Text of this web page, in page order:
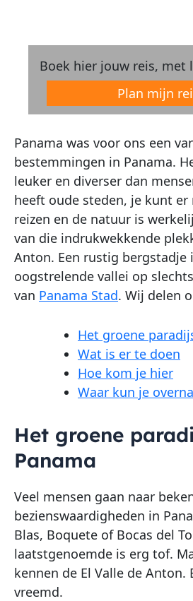
Boek hier jouw reis, met
Plan mijn
Panama was voor ons een
bestemmingen in Panama.
leuker en diverser dan
heeft oude steden, je kunt er
reizen en de natuur is
van die indrukwekkende
Anton. Een rustig bergstadje
oogstrelende vallei op
van Panama Stad. Wij delen
Het groene
Wat is er te doen
Hoe kom je hier
Waar kun je
Het groene
Panama
Veel mensen gaan naar
bezienswaardigheden in
Blas, Boquete of Bocas del
laatstgenoemde is erg tof.
kennen de El Valle de Anton.
vreemd.